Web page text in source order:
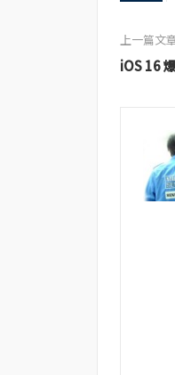
上一篇文
iOS 16